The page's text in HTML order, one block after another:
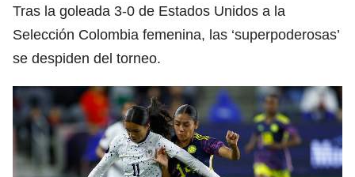
Tras la goleada 3-0 de Estados Unidos a la
Selección Colombia femenina, las ‘superpoderosas’
se despiden del torneo.